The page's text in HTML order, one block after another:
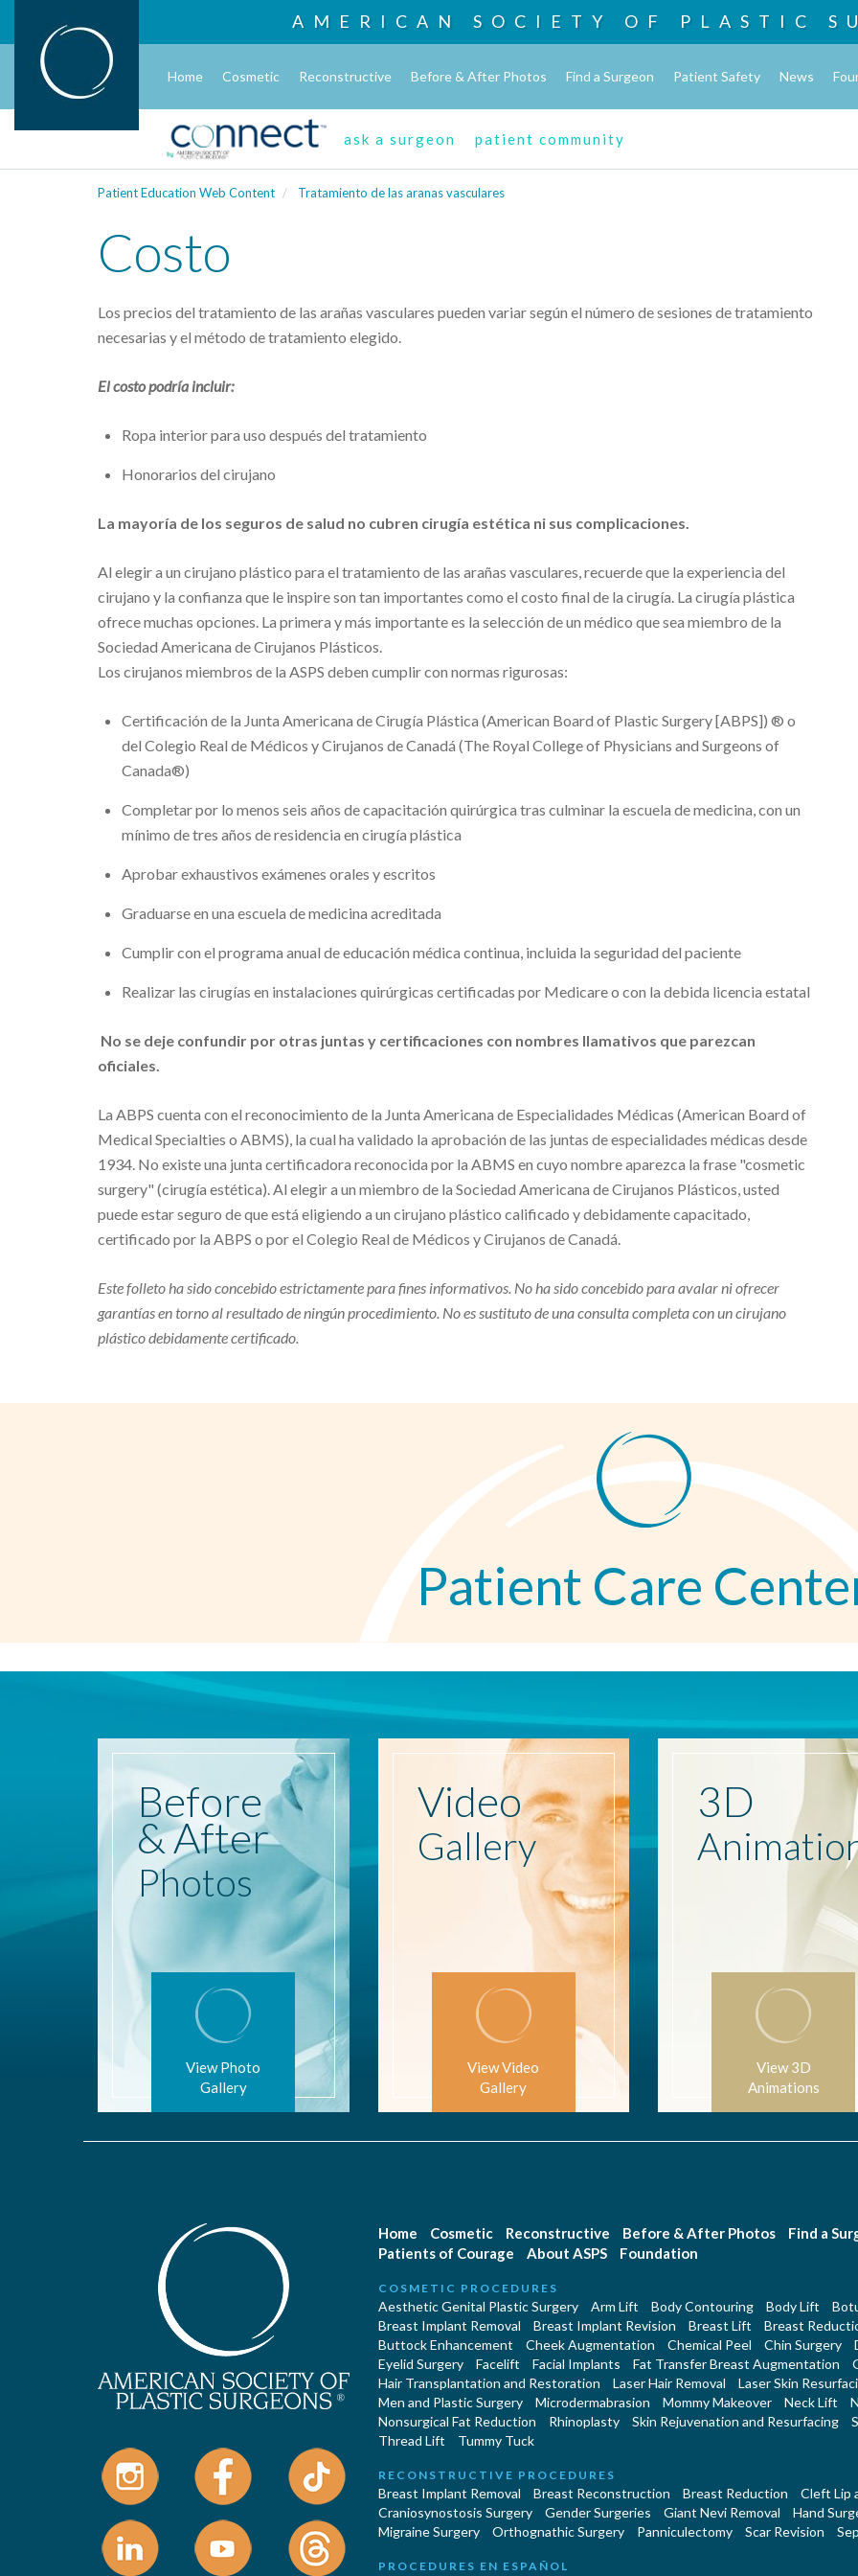
AMERICAN SOCIETY OF PLASTIC
Home Cosmetic Reconstructive Before & After Photos Find a Surgeon Patient Safety News
ask a surgeon patient community
Patient Education Web Content Tratamiento de las aranas vasculares
Costo
Los precios del tratamiento de las arañas vasculares pueden variar según el número de sesiones de tratamiento
necesarias y el método de tratamiento elegido.
El costo podría incluir:
Ropa interior para uso después del tratamiento
Honorarios del cirujano
La mayoría de los seguros de salud no cubren cirugía estética ni sus complicaciones.
Al elegir a un cirujano plástico para el tratamiento de las arañas vasculares, recuerde que la experiencia del
cirujano y la confianza que le inspire son tan importantes como el costo final de la cirugía. La cirugía plástica
ofrece muchas opciones. La primera y más importante es la selección de un médico que sea miembro de la
Sociedad Americana de Cirujanos Plásticos.
Los cirujanos miembros de la ASPS deben cumplir con normas rigurosas:
Certificación de la Junta Americana de Cirugía Plástica (American Board of Plastic Surgery [ABPS]) ® o
del Colegio Real de Médicos y Cirujanos de Canadá (The Royal College of Physicians and Surgeons of
Canada®)
Completar por lo menos seis años de capacitación quirúrgica tras culminar la escuela de medicina, con un
mínimo de tres años de residencia en cirugía plástica
Aprobar exhaustivos exámenes orales y escritos
Graduarse en una escuela de medicina acreditada
Cumplir con el programa anual de educación médica continua, incluida la seguridad del paciente
Realizar las cirugías en instalaciones quirúrgicas certificadas por Medicare o con la debida licencia estatal
No se deje confundir por otras juntas y certificaciones con nombres llamativos que parezcan
oficiales.
La ABPS cuenta con el reconocimiento de la Junta Americana de Especialidades Médicas (American Board of
Medical Specialties o ABMS), la cual ha validado la aprobación de las juntas de especialidades médicas desde
1934. No existe una junta certificadora reconocida por la ABMS en cuyo nombre aparezca la frase "cosmetic
surgery" (cirugía estética). Al elegir a un miembro de la Sociedad Americana de Cirujanos Plásticos, usted
puede estar seguro de que está eligiendo a un cirujano plástico calificado y debidamente capacitado,
certificado por la ABPS o por el Colegio Real de Médicos y Cirujanos de Canadá.
Este folleto ha sido concebido estrictamente para fines informativos. No ha sido concebido para avalar ni ofrecer
garantías en torno al resultado de ningún procedimiento. No es sustituto de una consulta completa con un cirujano
plástico debidamente certificado.
Patient Care
Before
& After
Photos
View Photo
Gallery
Video
Gallery
View Video
Gallery
3D
View 3D
Animations
Home Cosmetic Reconstructive Before & After Photos
Find a
Patients of Courage
About ASPS Foundation
COSMETIC PROCEDURES
Aesthetic Genital Plastic Surgery Arm Lift Body Contouring Body Lift
Breast Implant Removal
Breast Implant Revision Breast Lift
Breast
Buttock Enhancement
Cheek Augmentation Chemical Peel Chin Surgery
Eyelid Surgery
Facelift Facial Implants Fat Transfer Breast Augmentation
Hair Transplantation and Restoration
Laser Hair Removal
Laser Skin
Men and Plastic Surgery
Microdermabrasion Mommy Makeover Neck Lift
Nonsurgical Fat Reduction
Rhinoplasty Skin Rejuvenation and Resurfacing
Thread Lift
Tummy Tuck
RECONSTRUCTIVE PROCEDURES
Breast Implant Removal Breast Reconstruction Breast Reduction
Cleft Lip
Craniosynostosis Surgery
Gender Surgeries Giant Nevi Removal
Hand
Migraine Surgery
Orthognathic Surgery Panniculectomy Scar Revision
PROCEDURES EN ESPAÑOL